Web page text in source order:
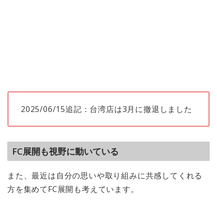
2025/06/15追記：台湾店は3月に撤退しました
FC展開も視野に動いている
また、最近は自分の思いや取り組みに共感してくれる
方を集めてFC展開も考えています。